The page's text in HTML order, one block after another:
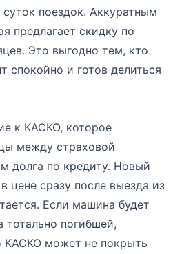
поездок. Аккуратным
предлагает скидку по
Это выгодно тем, кто
спокойно и готов делиться
к КАСКО, которое
между страховой
долга по кредиту. Новый
цене сразу после выезда из
Если машина будет
тотально погибшей,
КАСКО может не покрыть